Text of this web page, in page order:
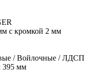
с кромкой 2 мм
/ Войлочные / ЛДСП
395 мм